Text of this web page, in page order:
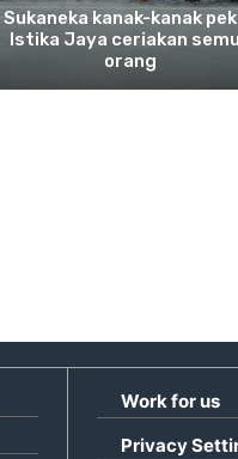
Sukaneka kanak-kanak
Istika Jaya ceriakan
orang
Work for us
Privacy